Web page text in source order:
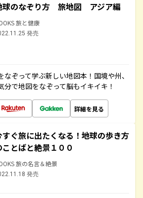
球のなぞり方 旅地図 アジア編
旅と健康
発売
ぞって学ぶ新しい地図本！国境や州、
で地図をなぞって脳もイキイキ！
詳細を見る
すぐ旅に出たくなる！地球の歩き方
ことばと絶景１００
旅の名言＆絶景
発売